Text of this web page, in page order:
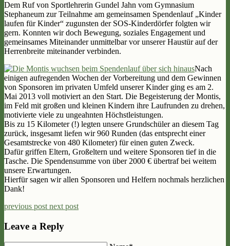
Dem Ruf von Sportlehrerin Gundel Jahn vom Gymnasium
Stephaneum zur Teilnahme am gemeinsamen Spendenlauf „Kinder
laufen für Kinder“ zugunsten der SOS-Kinderdörfer folgten wir
gern. Konnten wir doch Bewegung, soziales Engagement und
gemeinsames Miteinander unmittelbar vor unserer Haustür auf der
Herrenbreite miteinander verbinden.
Nach
einigen aufregenden Wochen der Vorbereitung und dem Gewinnen
von Sponsoren im privaten Umfeld unserer Kinder ging es am 2.
Mai 2013 voll motiviert an den Start. Die Begeisterung der Montis,
im Feld mit großen und kleinen Kindern ihre Laufrunden zu drehen,
motivierte viele zu ungeahnten Höchstleistungen.
Bis zu 15 Kilometer (!) legten unsere Grundschüler an diesem Tag
zurück, insgesamt liefen wir 960 Runden (das entsprecht einer
Gesamtstrecke von 480 Kilometer) für einen guten Zweck.
Dafür griffen Eltern, Großeltern und weitere Sponsoren tief in die
Tasche. Die Spendensumme von über 2000 € übertraf bei weitem
unsere Erwartungen.
Hierfür sagen wir allen Sponsoren und Helfern nochmals herzlichen
Dank!
previous postnext post
Leave a Reply